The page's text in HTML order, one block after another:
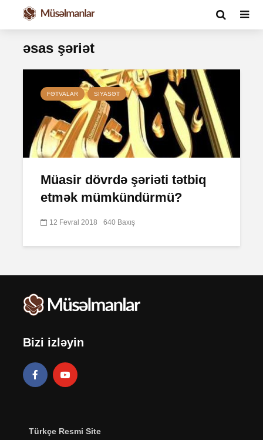
əsas şəriət
FƏTVALAR SIYASƏT
Müasir dövrdə şəriəti tətbiq
etmək mümkündürmü?
12 Fevral 2018 640 Baxış
Bizi izləyin
Türkçe Resmi Site